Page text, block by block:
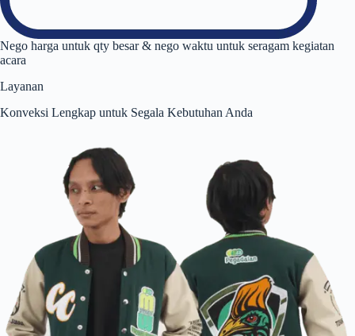
Nego harga untuk qty besar & nego waktu untuk seragam kegiatan
acara
Layanan
Konveksi Lengkap untuk Segala Kebutuhan Anda